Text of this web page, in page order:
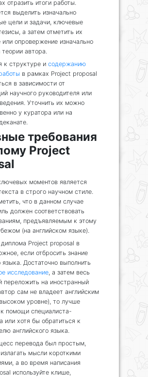
отразить итоги работы.
выделить изначально
цели и задачи, ключевые
а затем отметить их
опровержение изначально
автора.
к структуре и содержанию
в рамках Project proposal
в зависимости от
научного руководителя или
Уточнить их можно
у куратора или на
требования
Project
моментов является
в строго научном стиле.
что в данном случае
должен соответствовать
предъявляемым к этому
(на английском языке).
Project proposal в
если отбросить знание
языка. Достаточно выполнить
исследование, а затем весь
переложить на иностранный
сам не владеет английским
уровне), то лучше
к помощи специалиста-
или хотя бы обратиться к
английского языка.
перевода был простым,
мысли короткими
а во время написания
используйте клише,